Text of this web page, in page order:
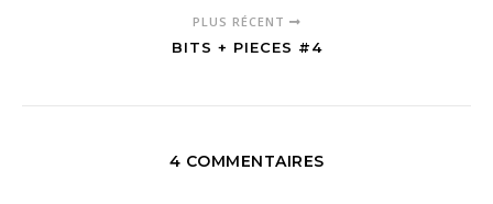
PLUS RÉCENT
BITS + PIECES #4
4 COMMENTAIRES